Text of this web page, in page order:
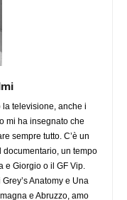
televisione, anche i
mi ha insegnato che
sempre tutto. C’è un
un tempo
e Giorgio o il GF Vip.
Anatomy e Una
e Abruzzo, amo